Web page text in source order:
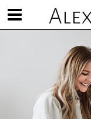
Visa/göm
meny